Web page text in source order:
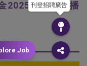
2025 ｜新聞主播
刊登招聘廣告
Job